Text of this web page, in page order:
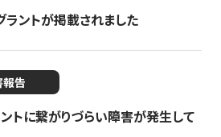
ントが掲載されました
報告
ントに繋がりづらい障害が発生して